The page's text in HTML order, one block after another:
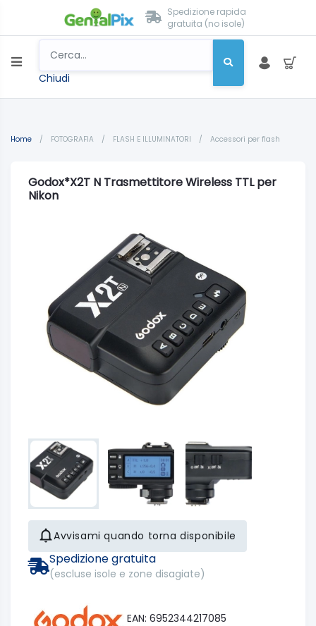
Spedizione rapida
gratuita (no isole)
Chiudi
Home / FOTOGRAFIA / FLASH E ILLUMINATORI / Accessori per flash
Godox*X2T N Trasmettitore Wireless TTL per
Nikon
Avvisami quando torna disponibile
Spedizione gratuita
(escluse isole e zone disagiate)
EAN: 6952344217085